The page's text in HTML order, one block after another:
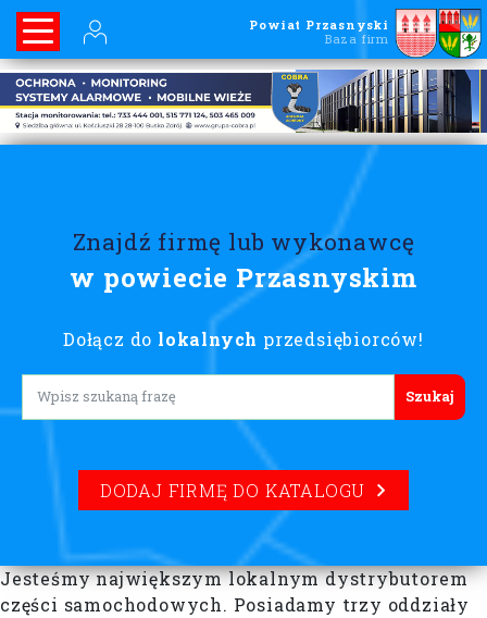
Powiat Przasnyski
Baza firm
Znajdź firmę lub wykonawcę
w powiecie Przasnyskim
Dołącz do lokalnych przedsiębiorców!
Lorem ipsum
DODAJ FIRMĘ DO KATALOGU
Jesteśmy największym lokalnym dystrybutorem
części samochodowych. Posiadamy trzy oddziały